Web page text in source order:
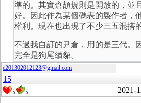
準的。其實倉頡規則是開放的，並
好。因此作為某個碼表的製作者，
權利。現在也出現了不少三五混搭
不過我自訂的尹倉，用的是三代。
完全是狗尾續貂。
e201302012123@gmail.com
15
0 0 2021-